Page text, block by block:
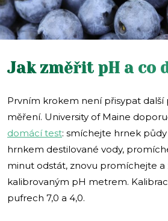
Jak změřit pH a co
Prvním krokem není přisypat další
měření. University of Maine
domácí test: smíchejte hrnek
hrnkem destilované vody,
minut odstát, znovu promíchejte a
kalibrovaným pH metrem.
pufrech 7,0 a 4,0.